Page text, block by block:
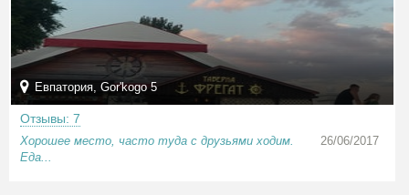
Евпатория, Gor'kogo 5
Отзывы: 7
Хорошее место, часто туда с друзьями ходим.
Еда...
26/06/2017